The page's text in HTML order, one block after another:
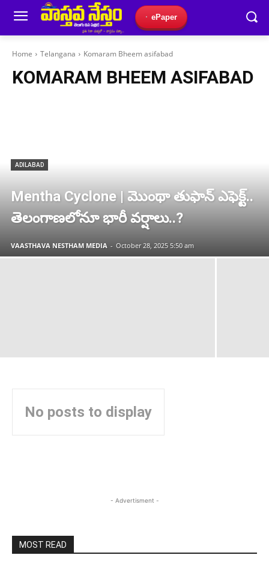
ePaper
Home Telangana Komaram Bheem asifabad
KOMARAM BHEEM ASIFABAD
ADILABAD
Mentha Cyclone | మొంథా తుఫాన్ ఎఫెక్ట్..
తెలంగాణలోనూ భారీ వర్షాలు..?
VAASTHAVA NESTHAM MEDIA - October 28, 2025 5:50 am
No posts to display
- Advertisment -
MOST READ